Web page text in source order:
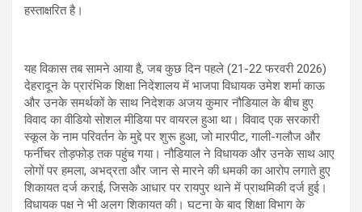
हस्ताक्षरित है।
यह विकास तब सामने आया है, जब कुछ दिन पहले (21-22 फरवरी 2026)
देहरादून के प्रारंभिक शिक्षा निदेशालय में भाजपा विधायक उमेश शर्मा काऊ
और उनके समर्थकों के साथ निदेशक अजय कुमार नौडियाल के बीच हुए
विवाद का वीडियो सोशल मीडिया पर वायरल हुआ था। विवाद एक सरकारी
स्कूल के नाम परिवर्तन के मुद्दे पर शुरू हुआ, जो मारपीट, गाली-गलौज और
फर्नीचर तोड़फोड़ तक पहुंच गया। नौडियाल ने विधायक और उनके साथ आए
लोगों पर हमला, अभद्रता और जान से मारने की धमकी का आरोप लगाते हुए
शिकायत दर्ज कराई, जिसके आधार पर रायपुर थाने में प्राथमिकी दर्ज हुई।
विधायक पक्ष ने भी अलग शिकायत की। घटना के बाद शिक्षा विभाग के